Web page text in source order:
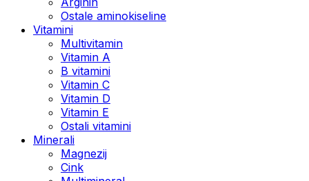
Ostale aminokiseline
Vitamini
Multivitamin
Vitamin A
B vitamini
Vitamin C
Vitamin D
Vitamin E
Ostali vitamini
Minerali
Magnezij
Cink